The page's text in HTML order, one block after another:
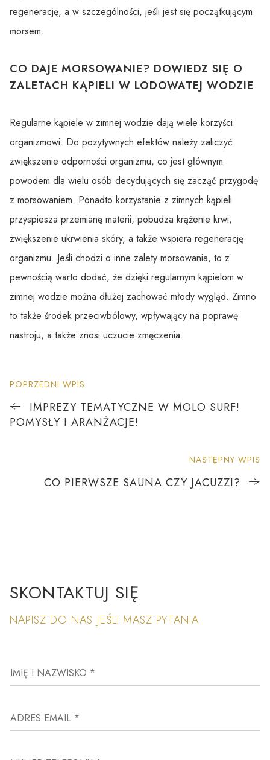
regenerację, a w szczególności, jeśli jest się początkującym
morsem.
CO DAJE MORSOWANIE? DOWIEDZ SIĘ O
ZALETACH KĄPIELI W LODOWATEJ WODZIE
Regularne kąpiele w zimnej wodzie dają wiele korzyści
organizmowi. Do pozytywnych efektów należy zaliczyć
zwiększenie odporności organizmu, co jest głównym
powodem dla wielu osób decydujących się zacząć przygodę
z morsowaniem. Ponadto korzystanie z zimnych kąpieli
przyspiesza przemianę materii, pobudza krążenie krwi,
zwiększenie ukrwienia skóry, a także wspiera regenerację
organizmu. Jeśli chodzi o inne zalety morsowania, to z
pewnością warto dodać, że dzięki regularnym kąpielom w
zimnej wodzie można dłużej zachować młody wygląd. Zimno
to także środek przeciwbólowy, wpływający na poprawę
nastroju, a także znosi uczucie zmęczenia.
POPRZEDNI WPIS
IMPREZY TEMATYCZNE W MOLO SURF!
POMYSŁY I ARANŻACJE!
NASTĘPNY WPIS
CO PIERWSZE SAUNA CZY JACUZZI?
SKONTAKTUJ SIĘ
NAPISZ DO NAS JEŚLI MASZ PYTANIA
IMIĘ I NAZWISKO *
ADRES EMAIL *